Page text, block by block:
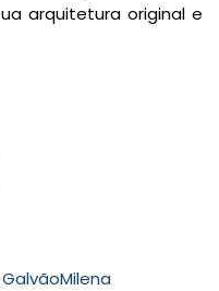
arquitetura original e
Milena